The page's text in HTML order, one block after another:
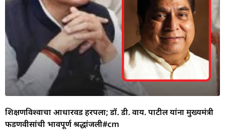
शिक्षणविश्वाचा आधारवड हरपला; डॉ. डी. वाय. पाटील यांना मुख्यमंत्री
फडणवीसांची भावपूर्ण श्रद्धांजली#cm